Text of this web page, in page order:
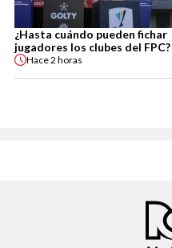
¿Hasta cuándo pueden fichar
jugadores los clubes del FPC?
Hace2 horas